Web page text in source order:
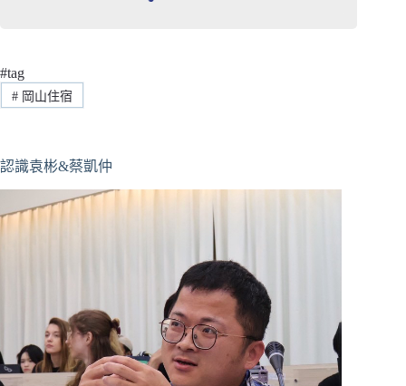
#tag
#岡山住宿
認識袁彬&蔡凱仲